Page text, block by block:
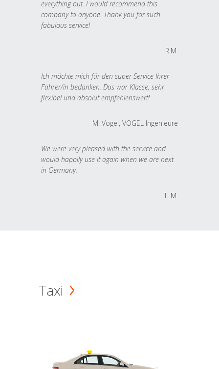
everything out. I would recommend this
company to anyone. Thank you for such
fabulous service!
R.M.
Ich möchte mich für den super Service Ihrer
Fahrer/in bedanken. Das war Klasse, sehr
flexibel und absolut empfehlenswert!
M. Vogel, VOGEL Ingenieure
We were very pleased with the service and
would happily use it again when we are next
in Germany.
T. M.
Taxi